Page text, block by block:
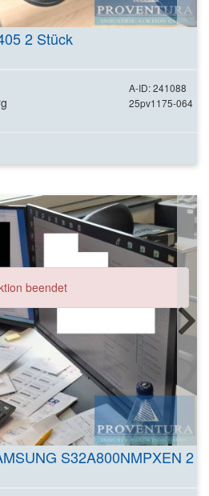
2 Stück
A-ID: 241088
25pv1175-064
beendet
S32A800NMPXEN 2